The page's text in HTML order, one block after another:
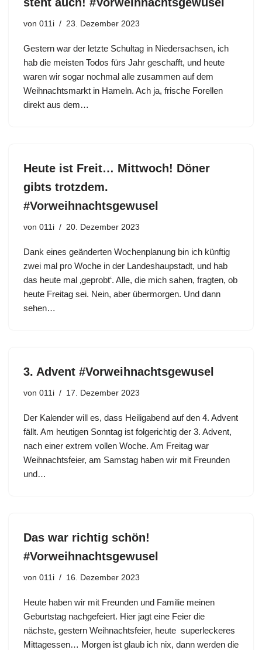
von 011i 23. Dezember 2023
Gestern war der letzte Schultag in Niedersachsen, ich
hab die meisten Todos fürs Jahr geschafft, und heute
waren wir sogar nochmal alle zusammen auf dem
Weihnachtsmarkt in Hameln. Ach ja, frische Forellen
direkt aus dem…
Heute ist Freit… Mittwoch! Döner
gibts trotzdem.
#Vorweihnachtsgewusel
von 011i 20. Dezember 2023
Dank eines geänderten Wochenplanung bin ich künftig
zwei mal pro Woche in der Landeshaupstadt, und hab
das heute mal ‚geprobt‘. Alle, die mich sahen, fragten, ob
heute Freitag sei. Nein, aber übermorgen. Und dann
sehen…
3. Advent #Vorweihnachtsgewusel
von 011i 17. Dezember 2023
Der Kalender will es, dass Heiligabend auf den 4. Advent
fällt. Am heutigen Sonntag ist folgerichtig der 3. Advent,
nach einer extrem vollen Woche. Am Freitag war
Weihnachtsfeier, am Samstag haben wir mit Freunden
und…
Das war richtig schön!
#Vorweihnachtsgewusel
von 011i 16. Dezember 2023
Heute haben wir mit Freunden und Familie meinen
Geburtstag nachgefeiert. Hier jagt eine Feier die
nächste, gestern Weihnachtsfeier, heute superleckeres
Mittagessen… Morgen ist glaub ich nix, dann werden die